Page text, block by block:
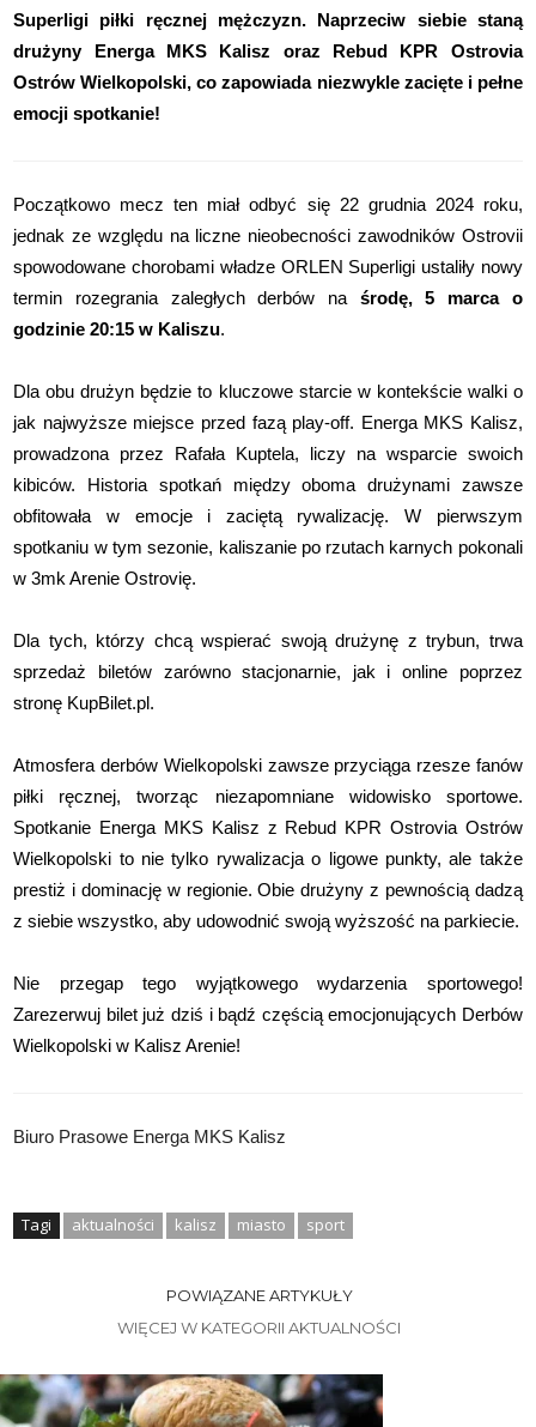
Superligi piłki ręcznej mężczyzn. Naprzeciw siebie staną
drużyny Energa MKS Kalisz oraz Rebud KPR Ostrovia
Ostrów Wielkopolski, co zapowiada niezwykle zacięte i pełne
emocji spotkanie!
Początkowo mecz ten miał odbyć się 22 grudnia 2024 roku,
jednak ze względu na liczne nieobecności zawodników Ostrovii
spowodowane chorobami władze ORLEN Superligi ustaliły nowy
termin rozegrania zaległych derbów na środę, 5 marca o
godzinie 20:15 w Kaliszu.
Dla obu drużyn będzie to kluczowe starcie w kontekście walki o
jak najwyższe miejsce przed fazą play-off. Energa MKS Kalisz,
prowadzona przez Rafała Kuptela, liczy na wsparcie swoich
kibiców. Historia spotkań między oboma drużynami zawsze
obfitowała w emocje i zaciętą rywalizację. W pierwszym
spotkaniu w tym sezonie, kaliszanie po rzutach karnych pokonali
w 3mk Arenie Ostrovię.
Dla tych, którzy chcą wspierać swoją drużynę z trybun, trwa
sprzedaż biletów zarówno stacjonarnie, jak i online poprzez
stronę KupBilet.pl.
Atmosfera derbów Wielkopolski zawsze przyciąga rzesze fanów
piłki ręcznej, tworząc niezapomniane widowisko sportowe.
Spotkanie Energa MKS Kalisz z Rebud KPR Ostrovia Ostrów
Wielkopolski to nie tylko rywalizacja o ligowe punkty, ale także
prestiż i dominację w regionie. Obie drużyny z pewnością dadzą
z siebie wszystko, aby udowodnić swoją wyższość na parkiecie.
Nie przegap tego wyjątkowego wydarzenia sportowego!
Zarezerwuj bilet już dziś i bądź częścią emocjonujących Derbów
Wielkopolski w Kalisz Arenie!
Biuro Prasowe Energa MKS Kalisz
Tagi aktualności kalisz miasto sport
POWIĄZANE ARTYKUŁY
WIĘCEJ W KATEGORII AKTUALNOŚCI